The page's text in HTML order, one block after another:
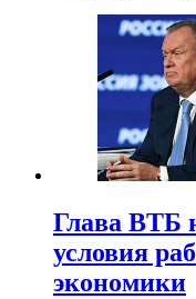
Глава ВТБ
условия
экономики